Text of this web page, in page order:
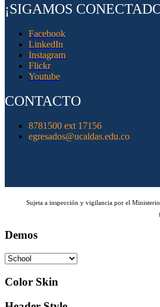
¡SIGAMOS
Facebook
LinkedIn
Instagram
Flickr
Youtube
CONTACTO
8781500 ext 17156
egresados@ucaldas.edu.co
Sujeta a inspección y vigilancia por el
Demos
Color Skin